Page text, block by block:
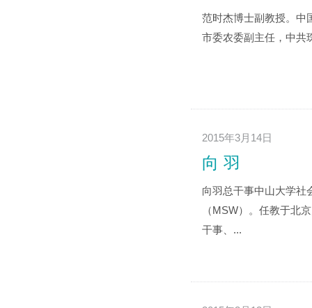
范时杰博士副教授。中
市委农委副主任，中共
2015年3月14日
向 羽
向羽总干事中山大学社
（MSW）。任教于北
干事、...